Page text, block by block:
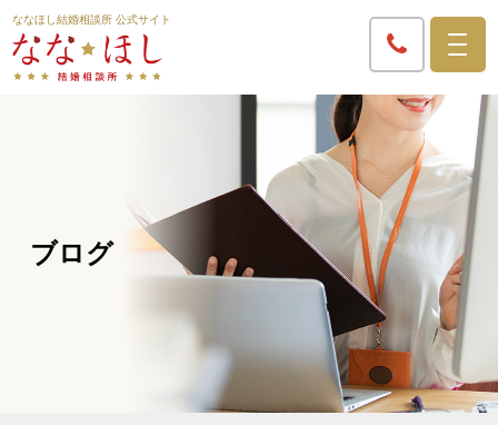
ななほし結婚相談所 公式サイト
ブログ